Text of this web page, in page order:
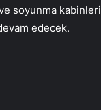
soyunma kabinleri
edecek.